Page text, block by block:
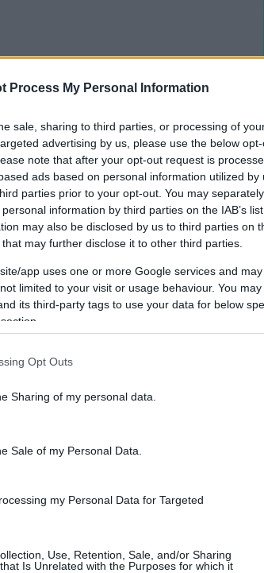
Process My Personal Information
sale, sharing to third parties, or processing of
advertising by us, please use the below
note that after your opt-out request is
ads based on personal information utilized by
parties prior to your opt-out. You may
information by third parties on the IAB’s
may also be disclosed by us to third parties on
that may further disclose it to other third parties.
app uses one or more Google services and
limited to your visit or usage behaviour. You
its third-party tags to use your data for below
Opt Outs
Sharing of my personal data.
Sale of my Personal Data.
my Personal Data for Targeted
Use, Retention, Sale, and/or Sharing
Is Unrelated with the Purposes for which it